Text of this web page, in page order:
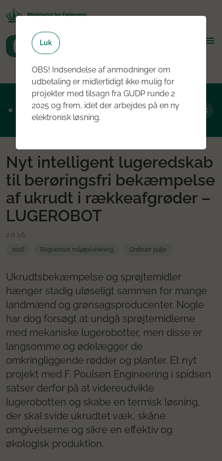
Ansøgningsrunde 2, 2026 er nu åben - læs
mere om rundens fokus her
Nyt intelligent lugeredskab
til berøringsfri bekæmpelse
af ukrudt i rækkeafgrøder –
LUGEROBOT
2016
2016 Begrænset miljøpåvirkning Ordinær pulje
Ukrudtsbekæmpelse og sprøjtemidler
hænger stadig uløseligt sammen for mange
landmænd og grønsagsproducenter. Nogle
har dog forsøgt at undgå sprøjtemidlerne
med mekaniske lugerobotter, men disse er
langsomme og ødelægger de
omkringliggende rødder og planter. Et nyt
projekt med F. Poulsen Engineering i spidsen
satser derfor på at videreudvikle
lugerobotten og skabe en termisk løsning,
der skal svide ukrudtet væk, skåne
omgivelserne og sikre en effektiv og
økologisk produktion.
Luk
OBS! Indsendelse af anmodninger om
udbetaling er midlertidigt ikke mulig for
projekter med tilsagn fra GUDP runde 2
2025 og frem, idet der arbejdes på en ny
elektronisk løsning.